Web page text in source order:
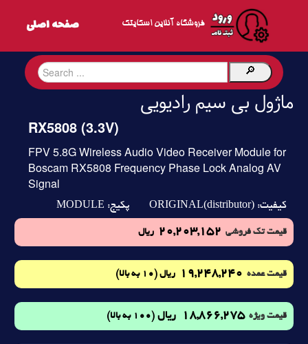
فروشگاه آنلاین اسکایتک
ماژول بی سیم رادیویی
RX5808 (3.3V)
FPV 5.8G Wireless Audio Video Receiver Module for
Boscam RX5808 Frequency Phase Lock Analog AV
Signal
کیفیت: ORIGINAL(distributor) پکیج: MODULE
قیمت تک فروشی 20,203,152 ریال
قیمت عمده 19,248,240 ریال (10 به بالا)
قیمت ویژه18,866,275 ریال (100 به بالا)